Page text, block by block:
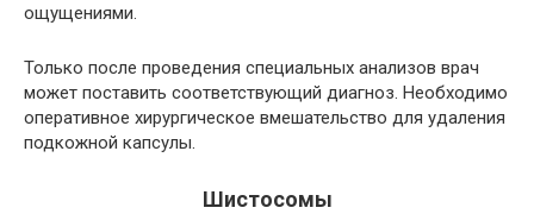
ощущениями.
Только после проведения специальных анализов врач
может поставить соответствующий диагноз. Необходимо
оперативное хирургическое вмешательство для удаления
подкожной капсулы.
Шистосомы